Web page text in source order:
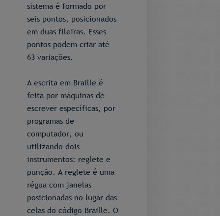
sistema é formado por
seis pontos, posicionados
em duas fileiras. Esses
pontos podem criar até
63 variações.
A escrita em Braille é
feita por máquinas de
escrever específicas, por
programas de
computador, ou
utilizando dois
instrumentos: reglete e
punção. A reglete é uma
régua com janelas
posicionadas no lugar das
celas do código Braille. O